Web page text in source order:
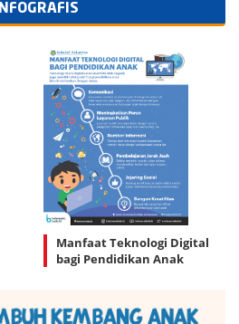
INFOGRAFIS
Manfaat Teknologi Digital
bagi Pendidikan Anak